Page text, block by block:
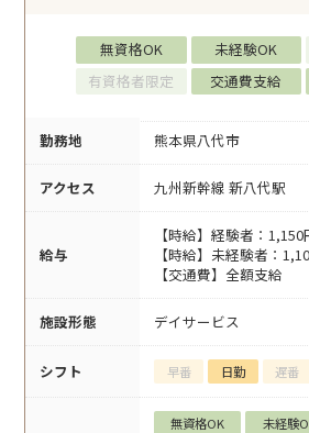
無資格OK 未経験OK
有資格者限定
交通費支給
勤務地 熊本県八代市
アクセス 九州新幹線 新八代駅
給与
【時給】経験者：1,150
【時給】未経験者：
【交通費】全額支給
施設形態 デイサービス
シフト 早番 日勤 遅番
無資格OK
未経験